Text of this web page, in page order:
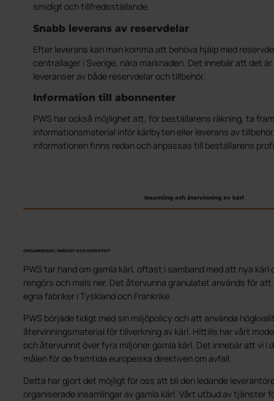
smidigt och tillfredsställande.
Snabb leverans av reservdelar
Efter leverans kan man komma att behöva hjälp med
centrallager i Sverige, nära marknaden. Det innebär att det
leveranser av både reservdelar och tillbehör.
Information till abonnenter
PWS har också möjlighet att, för beställarens räkning, ta
informationsmaterial inför kärlbyten eller leverans av
informationen finns redan och anpassas till beställarens
Insamling och återvinning av kärl
ORGANISERAT, SMIDIGT OCH EFFEKTIVT
PWS tar hand om gamla kärl, oftast i samband med att nya kärl
rengörs och mals ner. Det återvunna granulatet används för att
egna fabriker i Tyskland och Frankrike.
PWS började tidigt med sin miljöpolicy och att använda
återvinningsmaterial för tillverkning av kärl. Hittills har vårt
och återvunnit över fyra miljoner gamla kärl. Det innebär att vi i
målen för de framtida europeiska direktiven om avfall.
Detta har gjort det möjligt för oss att bli den ledande
organiserade insamlingar av gamla kärl. Vårt utbud av tjänster